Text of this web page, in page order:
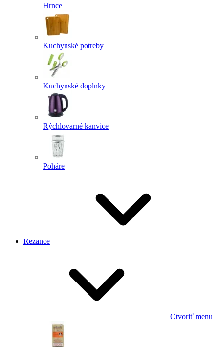
Hrnce
Kuchynské potreby
Kuchynské doplnky
Rýchlovarné kanvice
Poháre
Rezance
Otvoriť menu